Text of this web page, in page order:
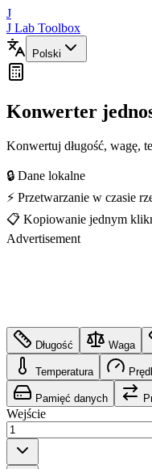
J
J Lab Toolbox
Polski
Konwerter
Konwertuj długość, wagę,
🔒 Dane lokalne
⚡ Przetwarzanie w czasie
📋 Kopiowanie jednym
Advertisement
Długość Waga
Temperatura
Pamięć danych
Wejście